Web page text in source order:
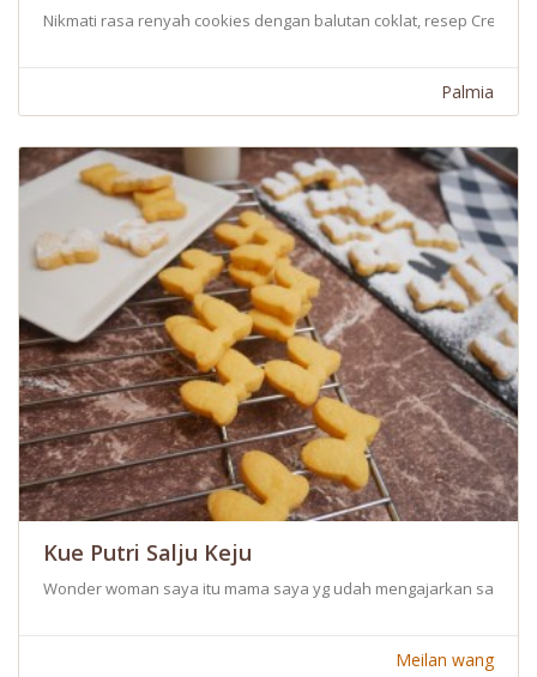
Nikmati rasa renyah cookies dengan balutan coklat, resep
Palmia
Kue Putri Salju Keju
Wonder woman saya itu mama saya yg udah mengajarkan saya
Meilan wang